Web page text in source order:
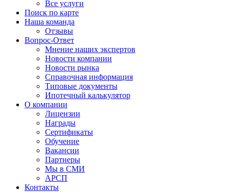
Все услуги
Поиск по карте
Наша команда
Отзывы
Вопрос-Ответ
Мнение наших экспертов
Новости компании
Новости рынка
Справочная информация
Типовые документы
Ипотечный калькулятор
О компании
Лицензии
Награды
Сертификаты
Обучение
Вакансии
Партнеры
Мы в СМИ
АРСП
Контакты